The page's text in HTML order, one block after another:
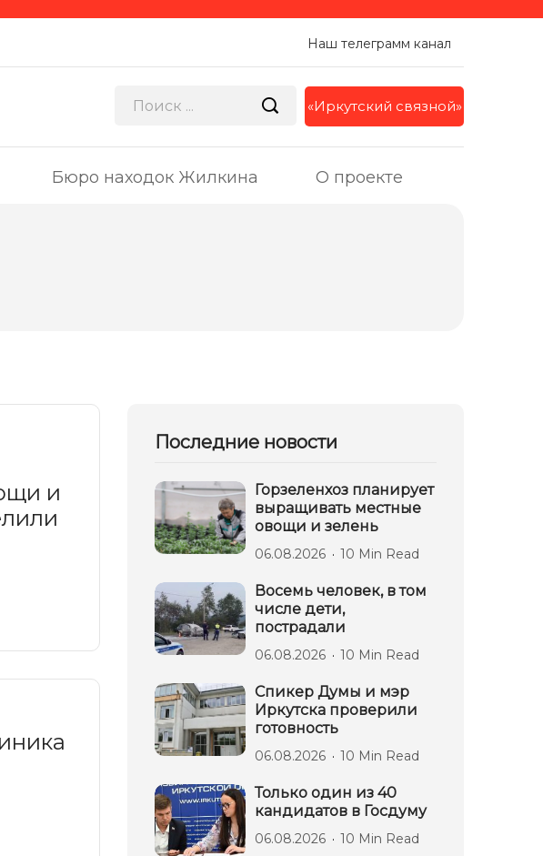
Наш телеграмм канал
«Иркутский связной»
Бюро находок Жилкина О проекте
и
Последние новости
Горзеленхоз планирует
выращивать местные
овощи и зелень
06.08.2026 10 Min Read
Восемь человек, в том
числе дети,
пострадали
06.08.2026 10 Min Read
Спикер Думы и мэр
Иркутска проверили
готовность
06.08.2026 10 Min Read
Только один из 40
кандидатов в Госдуму
06.08.2026 10 Min Read